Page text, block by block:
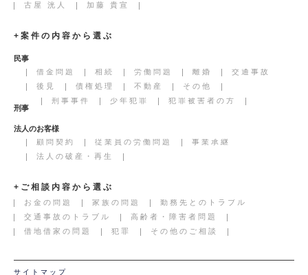
古屋 洸人
加藤 貴宣
+案件の内容から選ぶ
民事
借金問題
相続 労働問題 離婚
交通事故
後見
債権処理 不動産 その他
刑事
刑事事件 少年犯罪 犯罪被害者の方
法人のお客様
顧問契約
従業員の労働問題
事業承継
法人の破産・再生
+ご相談内容から選ぶ
お金の問題 家族の問題
勤務先とのトラブル
交通事故のトラブル
高齢者・障害者問題
借地借家の問題
犯罪 その他のご相談
サイトマップ